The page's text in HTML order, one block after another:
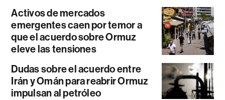
Activos de mercados
emergentes caen por temor a
que el acuerdo sobre Ormuz
eleve las tensiones
Dudas sobre el acuerdo entre
Irán y Omán para reabrir Ormuz
impulsan al petróleo